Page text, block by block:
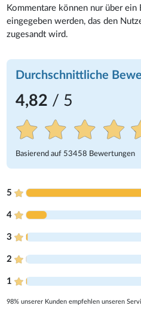
Kommentare können nur über
eingegeben werden, das den
zugesandt wird.
Durchschnittliche
4,82 / 5
Basierend auf 53458 Bewertungen
5
4
3
2
1
98% unserer Kunden empfehlen unseren